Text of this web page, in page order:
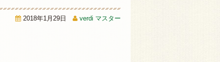
2018年1月29日 verdi マスター